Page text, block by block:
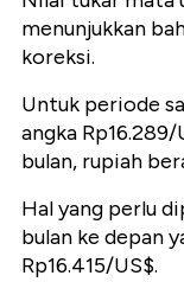
menunjukkan
koreksi.
Untuk periode
angka
bulan, rupiah
Hal yang perlu
bulan ke depan
Rp16.415/US$.